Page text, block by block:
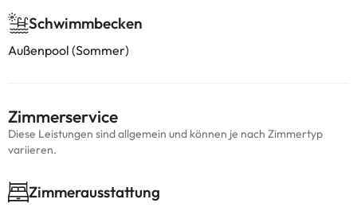
Schwimmbecken
Außenpool (Sommer)
Zimmerservice
Diese Leistungen sind allgemein und können je nach Zimmertyp
variieren.
Zimmerausstattung